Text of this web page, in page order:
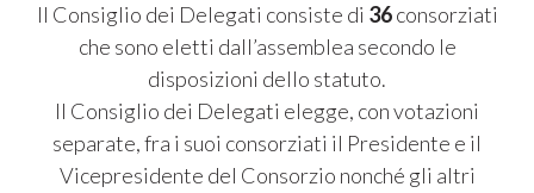
Il Consiglio dei Delegati consiste di 36consorziati
che sono eletti dall’assemblea secondo le
disposizioni dello statuto.
Il Consiglio dei Delegati elegge, con votazioni
separate, fra i suoi consorziati il Presidente e il
Vicepresidente del Consorzio nonché gli altri